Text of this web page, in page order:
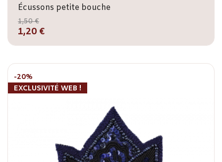
Écussons petite bouche
1,50 €
1,20 €
-20%
EXCLUSIVITÉ WEB !